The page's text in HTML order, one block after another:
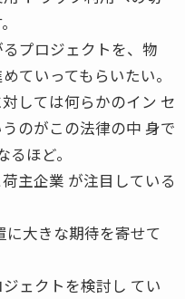
プロジェクトを、物
ていってもらいたい。
しては何らかのイン セ
のがこの法律の中 身で
ほど。
主企業 が注目している
大きな期待を寄せて
ェクトを検討し てい